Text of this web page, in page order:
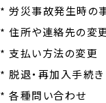
* 労災事故発生時の
* 住所や連絡先の変
* 支払い方法の変更
* 脱退・再加入手続き
* 各種問い合わせ